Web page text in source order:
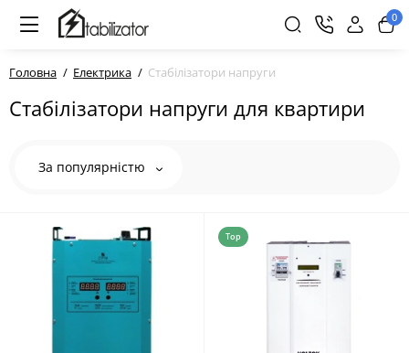
0
Головна Електрика Стабілізатори напруги
Стабілізатори напруги для квартири
За популярністю
Top